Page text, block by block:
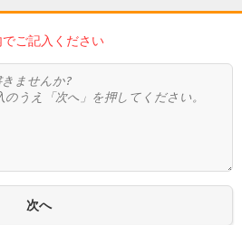
ご記入ください